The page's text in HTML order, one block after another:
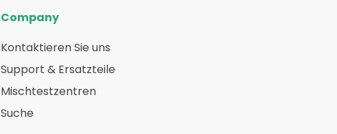
Company
Kontaktieren Sie uns
Support & Ersatzteile
Mischtestzentren
Suche